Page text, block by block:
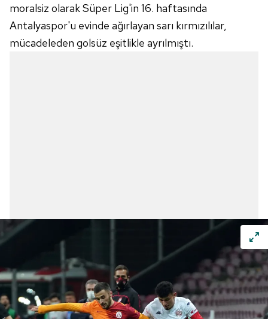
moralsiz olarak Süper Lig'in 16. haftasında
Antalyaspor'u evinde ağırlayan sarı kırmızılılar,
mücadeleden golsüz eşitlikle ayrılmıştı.